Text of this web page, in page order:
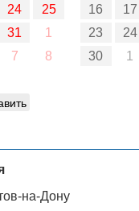
24
25
31
1
7
8
16
17
23
24
30
1
на-Дону